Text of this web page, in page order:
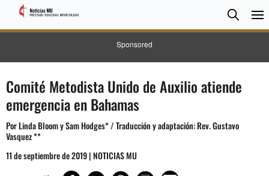
Sponsored
Search
Comité Metodista Unido de Auxilio atiende
emergencia en Bahamas
Por Linda Bloom y Sam Hodges* / Traducción y adaptación: Rev. Gustavo
Vasquez **
11 de septiembre de 2019 | NOTICIAS MU